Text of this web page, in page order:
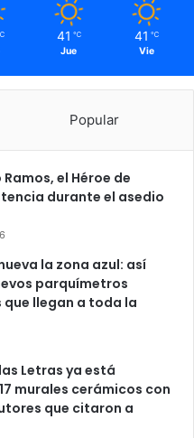
41 ℃
Jue
41 ℃
Vie
Popular
Ramos, el Héroe de
durante el asedio
la zona azul: así
parquímetros
llegan a toda la
Letras ya está
murales cerámicos con
que citaron a